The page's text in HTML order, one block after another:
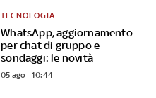
WhatsApp, aggiornamento
per chat di gruppo e
sondaggi: le novità
TECNOLOGIA
05 ago - 10:44